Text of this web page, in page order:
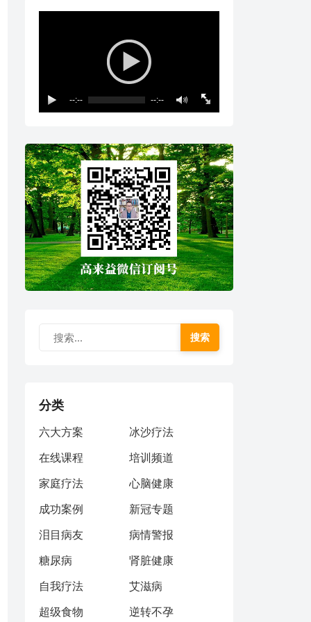
--:-- --:--
搜索
分类
六大方案
冰沙疗法
在线课程
培训频道
家庭疗法
心脑健康
成功案例
新冠专题
泪目病友
病情警报
糖尿病
肾脏健康
自我疗法
艾滋病
超级食物
逆转不孕